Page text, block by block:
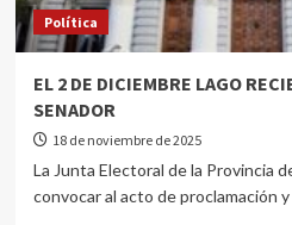
Política
EL 2 DE DICIEMBRE LAGO
SENADOR
18 de noviembre de 2025
La Junta Electoral de la Provincia
convocar al acto de proclamación